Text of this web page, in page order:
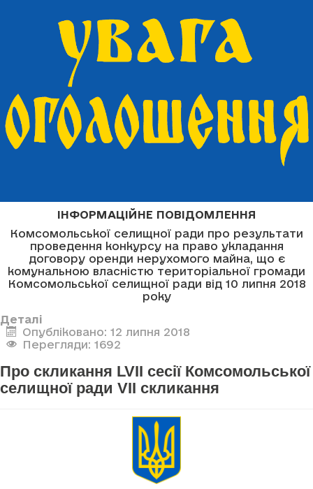
ІНФОРМАЦІЙНЕ ПОВІДОМЛЕННЯ
Комсомольської селищної ради про результати
проведення конкурсу на право укладання
договору оренди нерухомого майна, що є
комунальною власністю територіальної громади
Комсомольської селищної ради від 10 липня 2018
року
Деталі
Опубліковано: 12 липня 2018
Перегляди: 1692
Про скликання LVII сесії Комсомольської
селищної ради VII скликання